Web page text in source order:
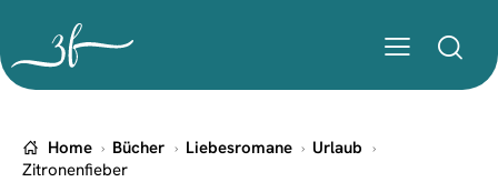
Home Bücher Liebesromane
Urlaub
Zitronenfieber